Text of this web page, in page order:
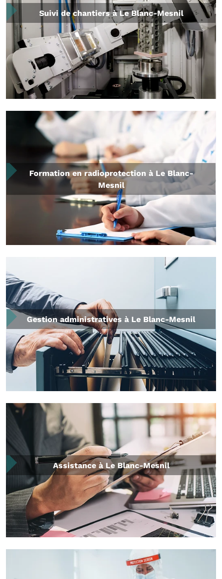
Suivi de chantiers à Le Blanc-Mesnil
Formation en radioprotection à Le Blanc-
Mesnil
Gestion administratives à Le Blanc-Mesnil
Assistance à Le Blanc-Mesnil